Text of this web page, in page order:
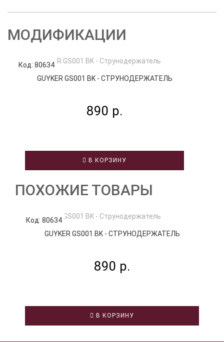
МОДИФИКАЦИИ
Код: 80634
GUYKER GS001 BK - СТРУНОДЕРЖАТЕЛЬ
890 р.
В КОРЗИНУ
ПОХОЖИЕ ТОВАРЫ
Код: 80634
GUYKER GS001 BK - СТРУНОДЕРЖАТЕЛЬ
890 р.
В КОРЗИНУ